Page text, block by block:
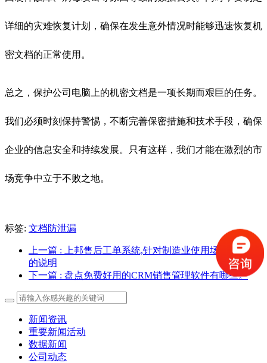
详细的灾难恢复计划，确保在发生意外情况时能够迅速恢复机
密文档的正常使用。
总之，保护公司电脑上的机密文档是一项长期而艰巨的任务。
我们必须时刻保持警惕，不断完善保密措施和技术手段，确保
企业的信息安全和持续发展。只有这样，我们才能在激烈的市
场竞争中立于不败之地。
标签: 文档防泄漏
上一篇 : 上邦售后工单系统,针对制造业使用场景与功能
的说明
下一篇 : 盘点免费好用的CRM销售管理软件有哪些。
新闻资讯
重要新闻活动
数据新闻
公司动态